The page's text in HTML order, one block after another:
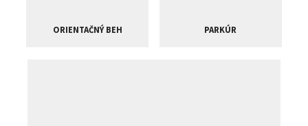
ORIENTAČNÝ BEH PARKÚR